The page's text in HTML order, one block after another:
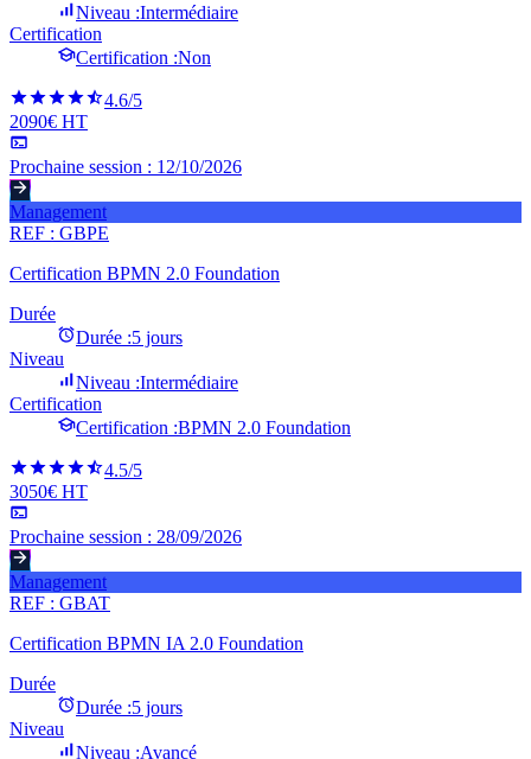
Niveau :Intermédiaire
Certification
Certification :Non
4.6/5
2090€ HT
Prochaine session : 12/10/2026
Management
REF : GBPE
Certification BPMN 2.0 Foundation
Durée
Durée :5 jours
Niveau
Niveau :Intermédiaire
Certification
Certification :BPMN 2.0 Foundation
4.5/5
3050€ HT
Prochaine session : 28/09/2026
Management
REF : GBAT
Certification BPMN IA 2.0 Foundation
Durée
Durée :5 jours
Niveau
Niveau :Avancé